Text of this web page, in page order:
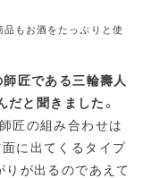
もお酒をたっぷりと使
匠である三輪壽人
だと聞きました。
匠の組み合わせは
に出てくるタイプ
りが出るのであえて